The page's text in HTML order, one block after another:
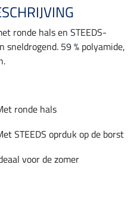
ronde hals en STEEDS-
sneldrogend. 59 % polyamide,
ronde hals
STEEDS oprduk op de borst
voor de zomer